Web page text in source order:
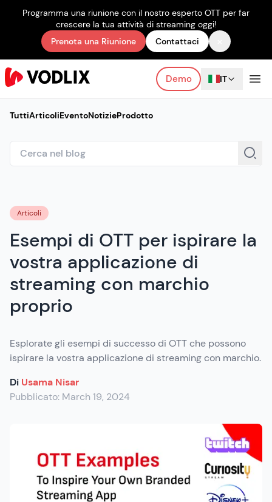
Programma una riunione con il nostro esperto OTT per far
crescere la tua attività di streaming oggi!
Prenota una Riunione
Contattaci
Demo IT
TuttiArticoliEventoNotizieProdotto
Articoli
Esempi di OTT per ispirare la
vostra applicazione di
streaming con marchio
proprio
Esplorate gli esempi di successo di OTT che possono
ispirare la vostra applicazione di streaming con marchio.
Di Usama Nisar
Pubblicato: March 19, 2024